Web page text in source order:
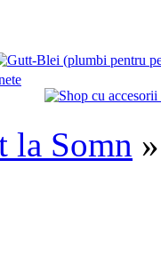
la Somn »